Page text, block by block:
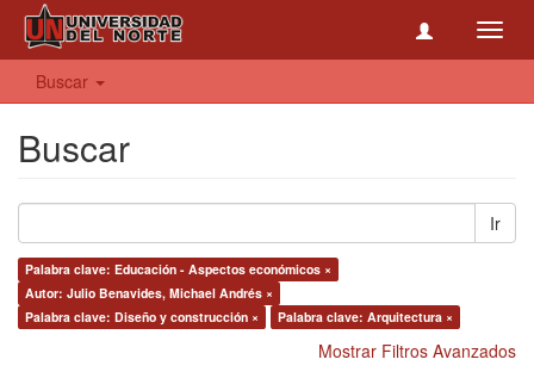
Buscar
Buscar
Ir
Palabra clave: Educación - Aspectos económicos ×
Autor: Julio Benavides, Michael Andrés ×
Palabra clave: Diseño y construcción ×
Palabra clave: Arquitectura ×
Mostrar Filtros Avanzados